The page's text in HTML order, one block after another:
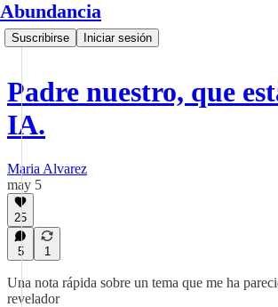
Abundancia
Suscribirse Iniciar sesión
Padre nuestro, que
IA.
Maria Alvarez
may 5
25
5 1
Una nota rápida sobre un tema que me ha
revelador